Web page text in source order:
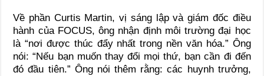
Về phần Curtis Martin, vị sáng lập và giám đốc điều
hành của FOCUS, ông nhận định môi trường đại học
là “nơi được thúc đẩy nhất trong nền văn hóa.” Ông
nói: “Nếu bạn muốn thay đổi mọi thứ, bạn cần đi đến
đó đầu tiên.” Ông nói thêm rằng: các huynh trưởng,